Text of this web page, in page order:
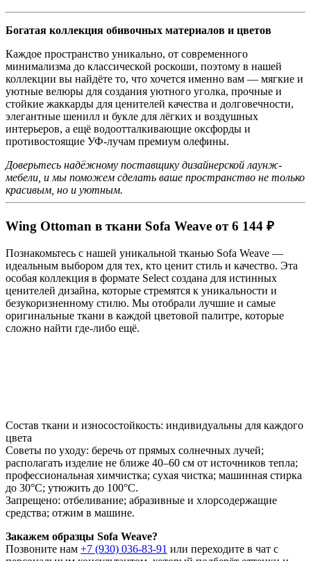
Богатая коллекция обивочных материалов и цветов
Каждое пространство уникально, от современного
минимализма до классической роскоши, поэтому в нашей
коллекции вы найдёте то, что хочется именно вам — мягкие и
уютные велюры для создания уютного уголка, прочные и
стойкие жаккарды для ценителей качества и долговечности,
элегантные шенилл и букле для лёгких и воздушных
интерьеров, а ещё водоотталкивающие оксфорды и
противостоящие УФ-лучам премиум олефины.
Доверьтесь надёжному поставщику дизайнерской лаунж-
мебели, и мы поможем сделать ваше пространство не только
красивым, но и уютным.
Wing Ottoman в ткани Sofa Weave от 6 144 ₽
Познакомьтесь с нашей уникальной тканью Sofa Weave —
идеальным выбором для тех, кто ценит стиль и качество. Эта
особая коллекция в формате Select создана для истинных
ценителей дизайна, которые стремятся к уникальности и
безукоризненному стилю. Мы отобрали лучшие и самые
оригинальные ткани в каждой цветовой палитре, которые
сложно найти где-либо ещё.
Состав ткани и износостойкость: индивидуальны для каждого
цвета
Советы по уходу: беречь от прямых солнечных лучей;
располагать изделие не ближе 40–60 см от источников тепла;
профессиональная химчистка; сухая чистка; машинная стирка
до 30°C; утюжить до 100°C.
Запрещено: отбеливание; абразивные и хлорсодержащие
средства; отжим в машине.
Закажем образцы Sofa Weave?
Позвоните нам +7 (930) 036-83-91 или переходите в чат с